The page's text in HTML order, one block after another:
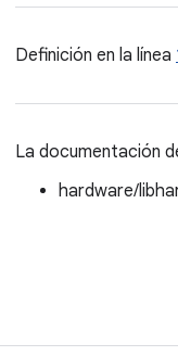
Definición en la línea
La documentación
hardware/